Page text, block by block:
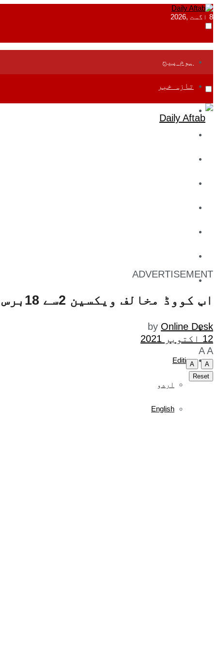
8 اگست ,2026
ہوم پیج
تازہ خبر
تفریح
صحت
آج کا اخبار
Edition
اردو
English
ADVERTISEMENT
اب کووڈ مخالف ویکسین 2سے 18برس تک کے بچوں کو بھی ملے گی
by Online Desk
12 اکتوبر 2021
A A
A
A
Reset